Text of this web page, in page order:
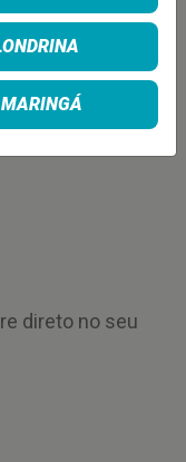
direto no seu